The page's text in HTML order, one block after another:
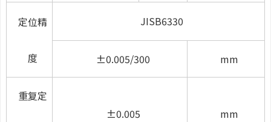
定位精
度
JISB6330
±0.005/300 mm
重复定
±0.005 mm